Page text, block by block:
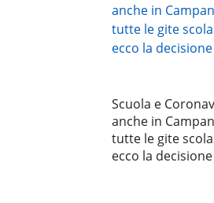
Scuola e
anche in
tutte le gite
ecco la